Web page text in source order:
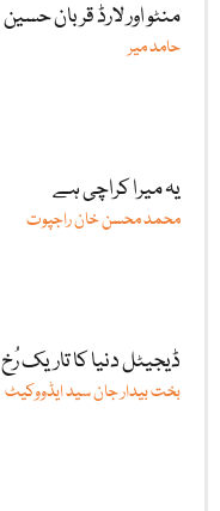
منٹو اور لارڈ قربان حسین
حامد میر
یہ میرا کراچی ہے
محمد محسن خان راجپوت
ڈیجیٹل دنیا کا تاریک رُخ
بخت بیدار جان سید ایڈووکیٹ